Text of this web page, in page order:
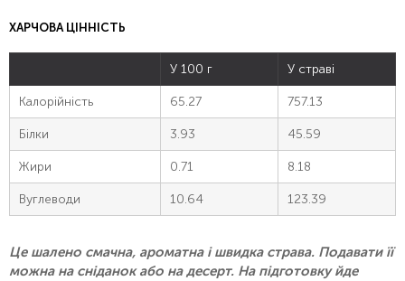
ХАРЧОВА ЦІННІСТЬ
У 100 г У страві
Калорійність 65.27 757.13
Білки 3.93 45.59
Жири 0.71 8.18
Вуглеводи 10.64 123.39
Це шалено смачна, ароматна і швидка страва. Подавати її
можна на сніданок або на десерт. На підготовку йде